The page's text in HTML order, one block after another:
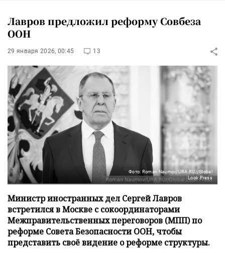
Лавров предложил реформу Совбеза
ООН
29 января 2026, 00:45 13
Фото: Roman Naumov/URA.RU//Global
Look Press
Министр иностранных дел Сергей Лавров
встретился в Москве с сокоординаторами
Межправительственных переговоров (МПП) по
реформе Совета Безопасности ООН, чтобы
представить своё видение о реформе структуры.